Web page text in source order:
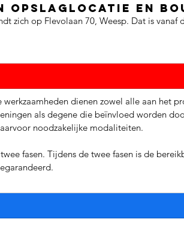
opslaglocatie en
zich op Flevolaan 70, Weesp. Dat is vanaf
dienen zowel alle aan het
als degene die beïnvloed worden
noodzakelijke modaliteiten.
fasen. Tijdens de twee fasen is de